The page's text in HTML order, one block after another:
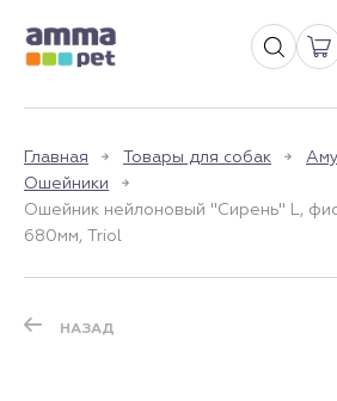
Главная Товары для собак
Ошейники
Ошейник нейлоновый "Сирень" L,
680мм, Triol
НАЗАД